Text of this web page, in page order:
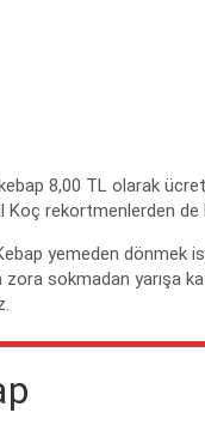
8,00 TL olarak
Koç rekortmenlerden
yemeden
zora sokmadan yarışa